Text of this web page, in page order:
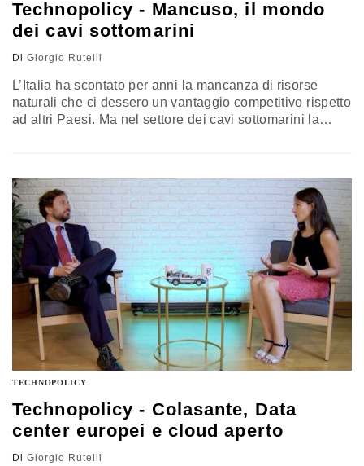
Technopolicy - Mancuso, il mondo
dei cavi sottomarini
Di Giorgio Rutelli
L’Italia ha scontato per anni la mancanza di risorse
naturali che ci dessero un vantaggio competitivo rispetto
ad altri Paesi. Ma nel settore dei cavi sottomarini la
questo settore, dagli accordi internazionali ai rischi di
sabotaggio e intercettazione
TECHNOPOLICY
Technopolicy - Colasante, Data
center europei e cloud aperto
Di Giorgio Rutelli